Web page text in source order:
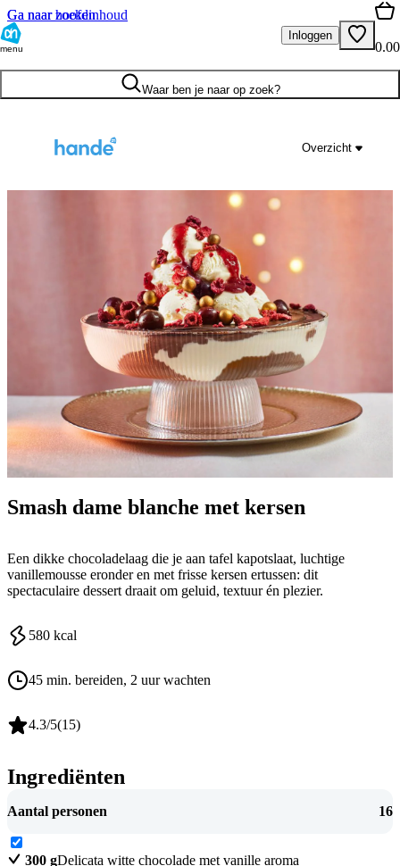
Ga naar hoofdinhoud
Ga naar zoeken
menu
Inloggen
0.00
Waar ben je naar op zoek?
Overzicht
Smash dame blanche met kersen
Een dikke chocoladelaag die je aan tafel kapotslaat, luchtige
vanillemousse eronder en met frisse kersen ertussen: dit
spectaculaire dessert draait om geluid, textuur én plezier.
580 kcal
45 min. bereiden, 2 uur wachten
4.3/5(15)
Ingrediënten
Aantal personen 16
300 gDelicata witte chocolade met vanille aroma